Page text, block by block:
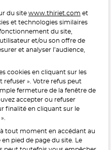
AU MOINS CINQ FRUITS ET
la santé, à consommer
du site www.thiriet.com et
et technologies similaires
du site,
et/ou son offre de
et analyser l’audience,
cookies en cliquant sur les
refuser ». Votre refus peut
fermeture de la fenêtre de
accepter ou refuser
finalité en cliquant sur le
tout moment en accédant au
pied de page du site. Le